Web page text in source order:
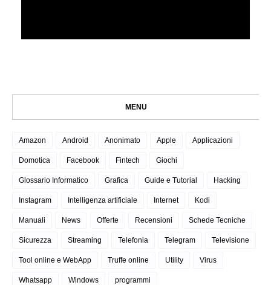
MENU
Amazon Android Anonimato Apple Applicazioni
Domotica Facebook Fintech Giochi
Glossario Informatico Grafica Guide e Tutorial Hacking
Instagram Intelligenza artificiale Internet Kodi
Manuali News Offerte Recensioni Schede Tecniche
Sicurezza Streaming Telefonia Telegram Televisione
Tool online e WebApp Truffe online Utility Virus
Whatsapp Windows programmi